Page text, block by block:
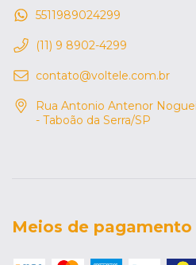
5511989024299
(11) 9 8902-4299
contato@voltele.com.br
Rua Antonio Antenor
- Taboão da Serra/SP
Meios de pagamento